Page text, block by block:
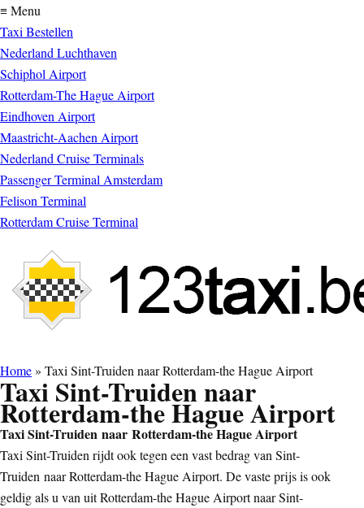
≡ Menu
Taxi Bestellen
Nederland Luchthaven
Schiphol Airport
Rotterdam-The Hague Airport
Eindhoven Airport
Maastricht-Aachen Airport
Nederland Cruise Terminals
Passenger Terminal Amsterdam
Felison Terminal
Rotterdam Cruise Terminal
Home» Taxi Sint-Truiden naar Rotterdam-the Hague Airport
Taxi Sint-Truiden naar
Rotterdam-the Hague Airport
Taxi Sint-Truiden naar Rotterdam-the Hague Airport
Taxi Sint-Truiden rijdt ook tegen een vast bedrag van Sint-
Truiden naar Rotterdam-the Hague Airport. De vaste prijs is ook
geldig als u van uit Rotterdam-the Hague Airport naar Sint-